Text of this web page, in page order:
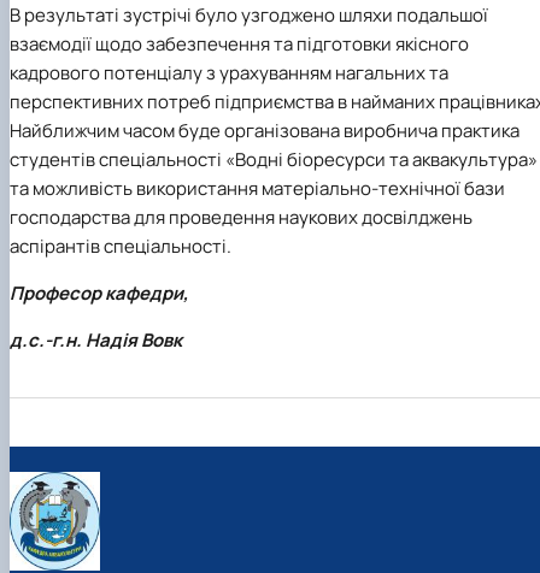
В результаті зустрічі було узгоджено шляхи подальшої
взаємодії щодо забезпечення та підготовки якісного
кадрового потенціалу з урахуванням нагальних та
перспективних потреб підприємства в найманих
Найближчим часом буде організована виробнича практика
студентів спеціальності «Водні біоресурси та аквакультура»
та можливість використання матеріально-технічної бази
господарства для проведення наукових досвілджень
аспірантів спеціальності.
Професор кафедри,
д.с.-г.н. Надія Вовк